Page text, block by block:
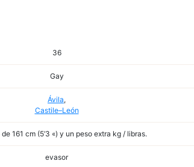
36
Gay
Ávila,
Castile–León
161 cm (5’3 «) y un peso extra kg / libras.
evasor